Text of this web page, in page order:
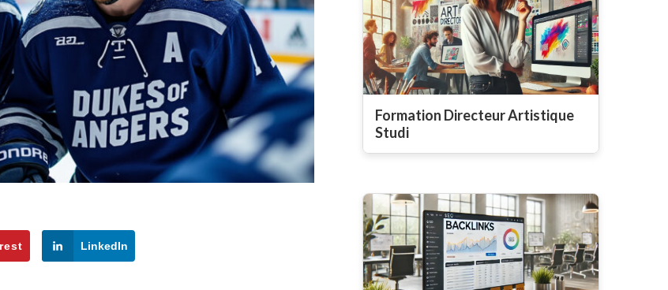
LinkedIn
Formation Directeur Artistique
Studi